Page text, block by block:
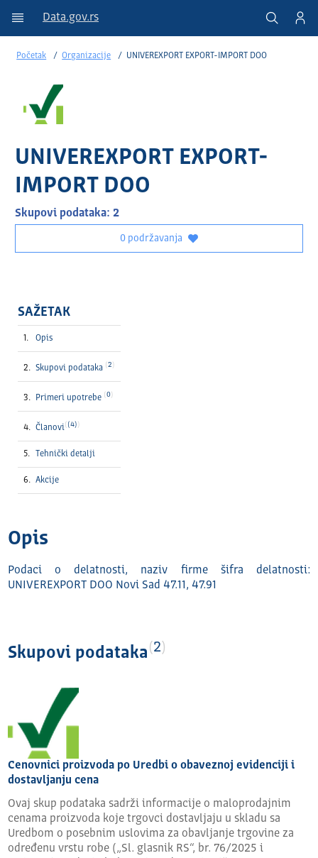
Data.gov.rs
Početak Organizacije UNIVEREXPORT EXPORT-IMPORT DOO
UNIVEREXPORT EXPORT-
IMPORT DOO
Skupovi podataka: 2
0 podržavanja
SAŽETAK
Opis
Skupovi podataka 2
Primeri upotrebe 0
Članovi (4)
Tehnički detalјi
Akcije
Opis
Podaci o delatnosti, naziv firme šifra delatnosti:
UNIVEREXPORT DOO Novi Sad 47.11, 47.91
Skupovi podataka 2
Cenovnici proizvoda po Uredbi o obaveznoj evidenciji i
dostavljanju cena
Ovaj skup podataka sadrži informacije o maloprodajnim
cenama proizvoda koje trgovci dostavljaju u skladu sa
Uredbom o posebnim uslovima za obavljanje trgovine za
određenu vrstu robe („Sl. glasnik RS“, br. 76/2025 i